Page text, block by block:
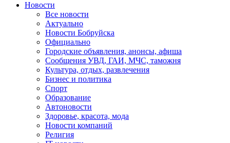
Новости
Все новости
Актуально
Новости Бобруйска
Официально
Городские объявления, анонсы, афиша
Сообщения УВД, ГАИ, МЧС, таможня
Культура, отдых, развлечения
Бизнес и политика
Спорт
Образование
Автоновости
Здоровье, красота, мода
Новости компаний
Религия